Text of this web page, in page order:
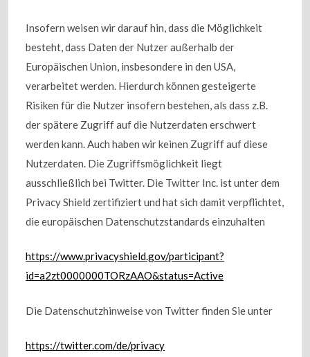
Insofern weisen wir darauf hin, dass die Möglichkeit
besteht, dass Daten der Nutzer außerhalb der
Europäischen Union, insbesondere in den USA,
verarbeitet werden. Hierdurch können gesteigerte
Risiken für die Nutzer insofern bestehen, als dass z.B.
der spätere Zugriff auf die Nutzerdaten erschwert
werden kann. Auch haben wir keinen Zugriff auf diese
Nutzerdaten. Die Zugriffsmöglichkeit liegt
ausschließlich bei Twitter. Die Twitter Inc. ist unter dem
Privacy Shield zertifiziert und hat sich damit verpflichtet,
die europäischen Datenschutzstandards einzuhalten
https://www.privacyshield.gov/participant?
id=a2zt0000000TORzAAO&status=Active
Die Datenschutzhinweise von Twitter finden Sie unter
https://twitter.com/de/privacy